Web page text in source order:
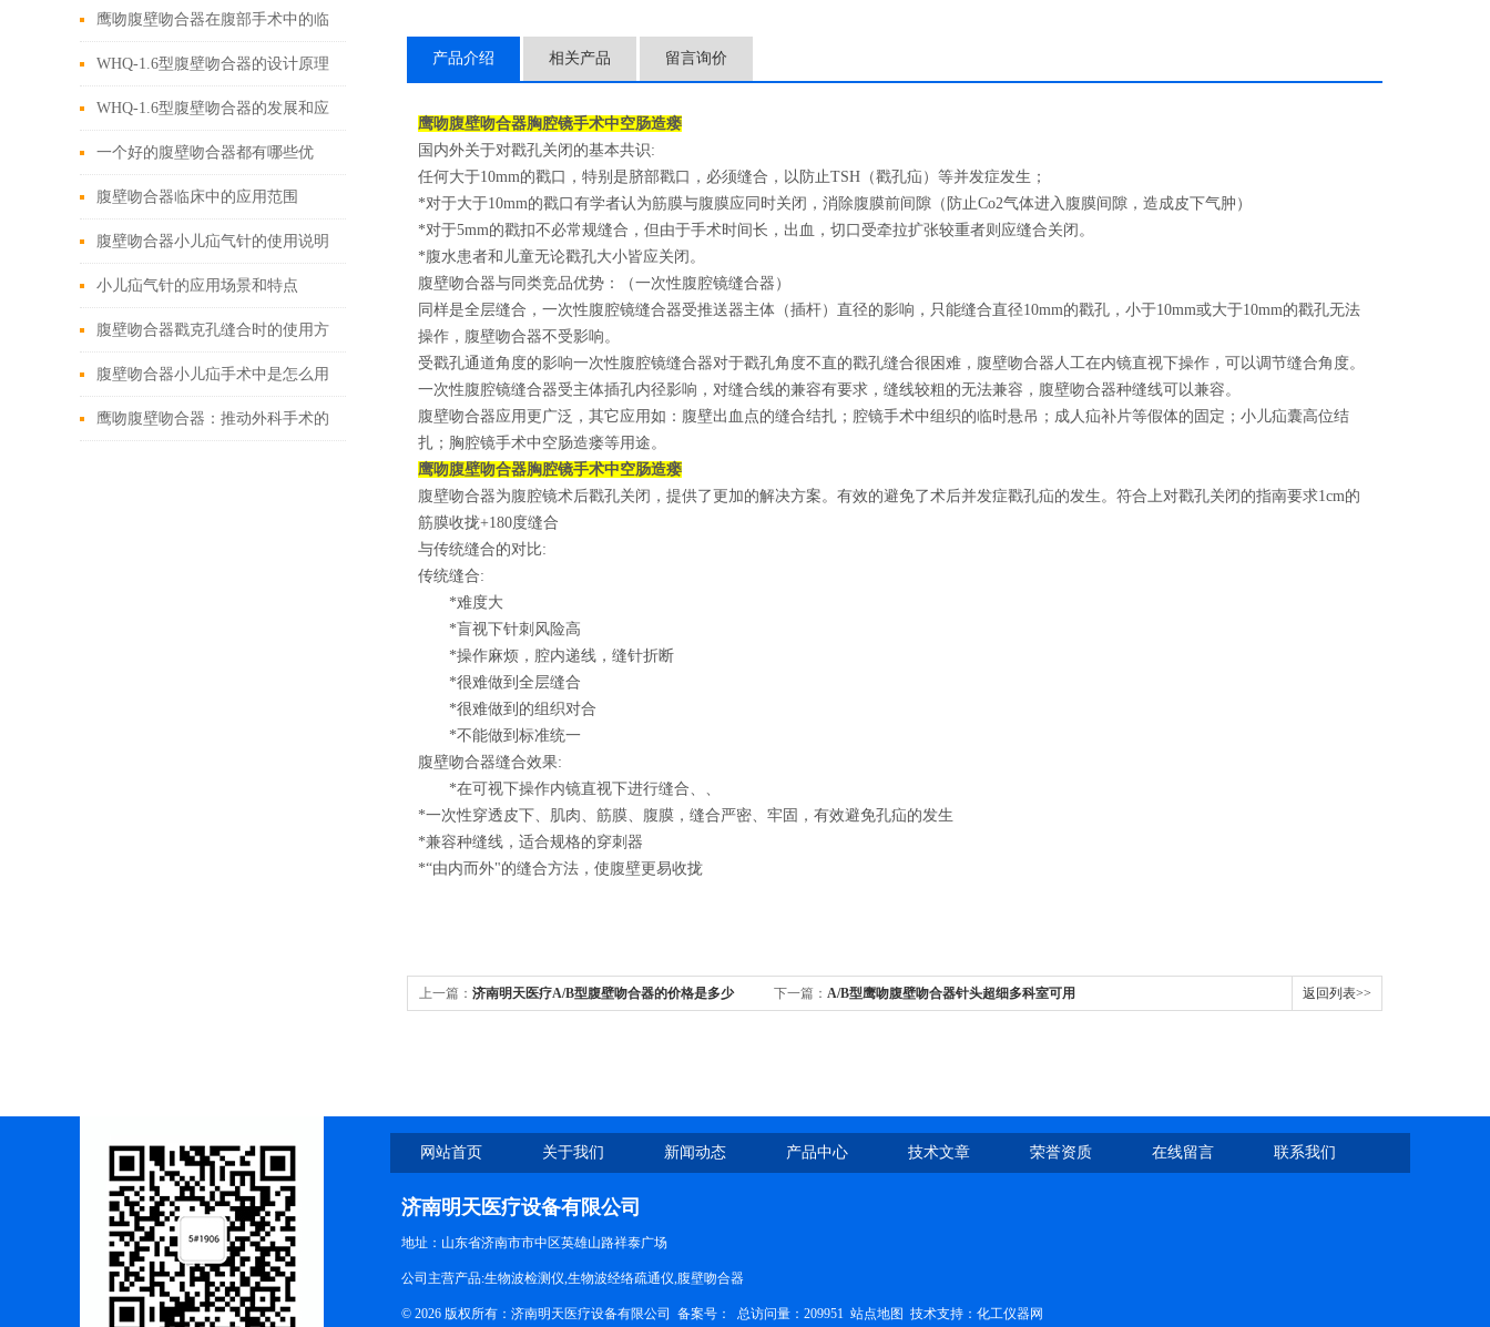
鹰吻腹壁吻合器在腹部手术中的临
床应用
WHQ-1.6型腹壁吻合器的设计原理
与应用
WHQ-1.6型腹壁吻合器的发展和应
用为外科手术领域带来了新的可能
性
一个好的腹壁吻合器都有哪些优
点？
腹壁吻合器临床中的应用范围
腹壁吻合器小儿疝气针的使用说明
小儿疝气针的应用场景和特点
腹壁吻合器戳克孔缝合时的使用方
法
腹壁吻合器小儿疝手术中是怎么用
的
鹰吻腹壁吻合器：推动外科手术的
产品介绍 相关产品 留言询价
鹰吻腹壁吻合器胸腔镜手术中空肠造瘘
国内外关于对戳孔关闭的基本共识:
任何大于10mm的戳口，特别是脐部戳口，必须缝合，以防止TSH（戳孔疝）等并发症发生；
*对于大于10mm的戳口有学者认为筋膜与腹膜应同时关闭，消除腹膜前间隙（防止Co2气体进入腹膜间隙，造成皮下气肿）
*对于5mm的戳扣不必常规缝合，但由于手术时间长，出血，切口受牵拉扩张较重者则应缝合关闭。
*腹水患者和儿童无论戳孔大小皆应关闭。
腹壁吻合器与同类竞品优势：（一次性腹腔镜缝合器 ）
同样是全层缝合， 一次性腹腔镜缝合器受推送器主体（插杆）直径的影响，只能缝合直径10mm的戳孔，小于10mm或大于10mm的戳孔无法
操作，腹壁吻合器不受影响。
受戳孔通道角度的影响一次性腹腔镜缝合器对于戳孔角度不直的戳孔缝合很困难，腹壁吻合器人工在内镜直视下操作，可以调节缝合角度。
一次性腹腔镜缝合器受主体插孔内径影响，对缝合线的兼容有要求，缝线较粗的无法兼容，腹壁吻合器种缝线可以兼容。
腹壁吻合器应用更广泛，其它应用如：腹壁出血点的缝合结扎；腔镜手术中组织的临时悬吊；成人疝补片等假体的固定；小儿疝囊高位结
扎；胸腔镜手术中空肠造瘘等用途。
鹰吻腹壁吻合器胸腔镜手术中空肠造瘘
腹壁吻合器为腹腔镜术后戳孔关闭，提供了更加的解决方案。有效的避免了术后并发症戳孔疝的发生。符合上对戳孔关闭的指南要求1cm的
筋膜收拢+180度缝合
与传统缝合的对比:
传统缝合:
*难度大
*盲视下针刺风险高
*操作麻烦，腔内递线，缝针折断
*很难做到全层缝合
*很难做到的组织对合
*不能做到标准统一
腹壁吻合器缝合效果:
*在可视下操作内镜直视下进行缝合、、
*一次性穿透皮下、肌肉、筋膜、腹膜，缝合严密、牢固，有效避免孔疝的发生
*兼容种缝线，适合规格的穿刺器
*“由内而外"的缝合方法，使腹壁更易收拢
上一篇： 济南明天医疗A/B型腹壁吻合器的价格是多少 下一篇： A/B型鹰吻腹壁吻合器针头超细多科室可用 返回列表>>
网站首页 关于我们 新闻动态 产品中心 技术文章 荣誉资质 在线留言 联系我们
济南明天医疗设备有限公司
地址：山东省济南市市中区英雄山路祥泰广场
公司主营产品:生物波检测仪,生物波经络疏通仪,腹壁吻合器
© 2026 版权所有：济南明天医疗设备有限公司 备案号： 总访问量：209951 站点地图 技术支持： 化工仪器网